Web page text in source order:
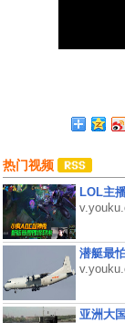
热门视频
LOL主
潜艇最
亚洲大